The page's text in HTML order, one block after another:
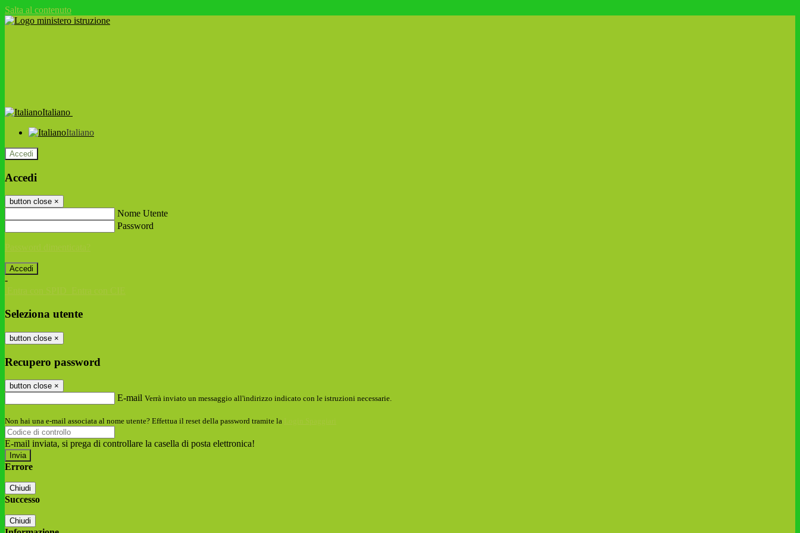
Salta al contenuto
Italiano
Italiano
Accedi
Accedi
button close ×
Nome Utente
Password
-
Seleziona utente
button close ×
Recupero password
button close ×
E-mail Verrà inviato un messaggio all'indirizzo indicato con le istruzioni necessarie.
Non hai una e-mail associata al nome utente? Effettua il reset della password tramite la
E-mail inviata, si prega di controllare la casella di posta elettronica!
Errore
Chiudi
Successo
Chiudi